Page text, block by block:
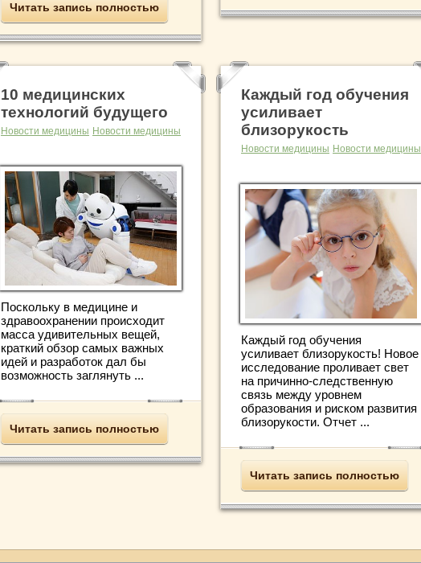
Читать запись полностью
10 медицинских
технологий будущего
Новости медицины Новости медицины
Поскольку в медицине и
здравоохранении происходит
масса удивительных вещей,
краткий обзор самых важных
идей и разработок дал бы
возможность заглянуть ...
Читать запись полностью
Каждый год обучения
усиливает
близорукость
Новости медицины Новости медицины
Каждый год обучения
усиливает близорукость! Новое
исследование проливает свет
на причинно-следственную
связь между уровнем
образования и риском развития
близорукости. Отчет ...
Читать запись полностью